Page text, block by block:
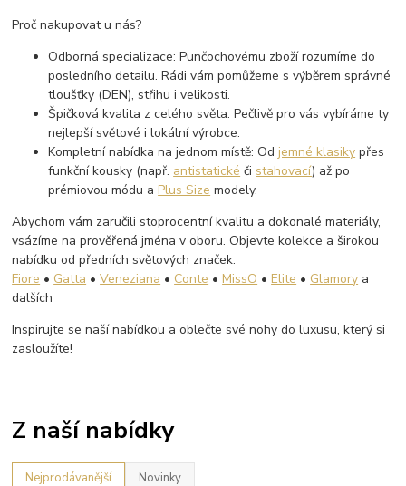
Proč nakupovat u nás?
Odborná specializace: Punčochovému zboží rozumíme do
posledního detailu. Rádi vám pomůžeme s výběrem správné
tloušťky (DEN), střihu i velikosti.
Špičková kvalita z celého světa: Pečlivě pro vás vybíráme ty
nejlepší světové i lokální výrobce.
Kompletní nabídka na jednom místě: Odjemné klasiky přes
funkční kousky (např. antistatické či stahovací) až po
prémiovou módu aPlus Size modely.
Abychom vám zaručili stoprocentní kvalitu a dokonalé materiály,
vsázíme na prověřená jména v oboru. Objevte kolekce a širokou
nabídku od předních světových značek:
Fiore • Gatta •Veneziana • Conte •MissO •Elite • Glamory a
dalších
Inspirujte se naší nabídkou a oblečte své nohy do luxusu, který si
zasloužíte!
Z naší nabídky
Nejprodávanější Novinky